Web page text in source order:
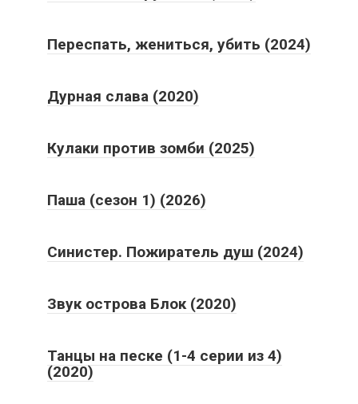
Переспать, жениться, убить (2024)
Дурная слава (2020)
Кулаки против зомби (2025)
Паша (сезон 1) (2026)
Синистер. Пожиратель душ (2024)
Звук острова Блок (2020)
Танцы на песке (1-4 серии из 4)
(2020)